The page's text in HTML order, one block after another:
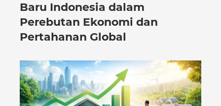
Baru Indonesia dalam
Perebutan Ekonomi dan
Pertahanan Global